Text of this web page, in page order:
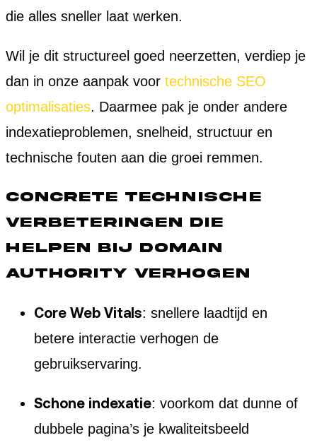
die alles sneller laat werken.
Wil je dit structureel goed neerzetten, verdiep je
dan in onze aanpak voor technische SEO
optimalisaties. Daarmee pak je onder andere
indexatieproblemen, snelheid, structuur en
technische fouten aan die groei remmen.
Concrete technische
verbeteringen die
helpen bij domain
authority verhogen
Core Web Vitals: snellere laadtijd en
betere interactie verhogen de
gebruikservaring.
Schone indexatie: voorkom dat dunne of
dubbele pagina’s je kwaliteitsbeeld